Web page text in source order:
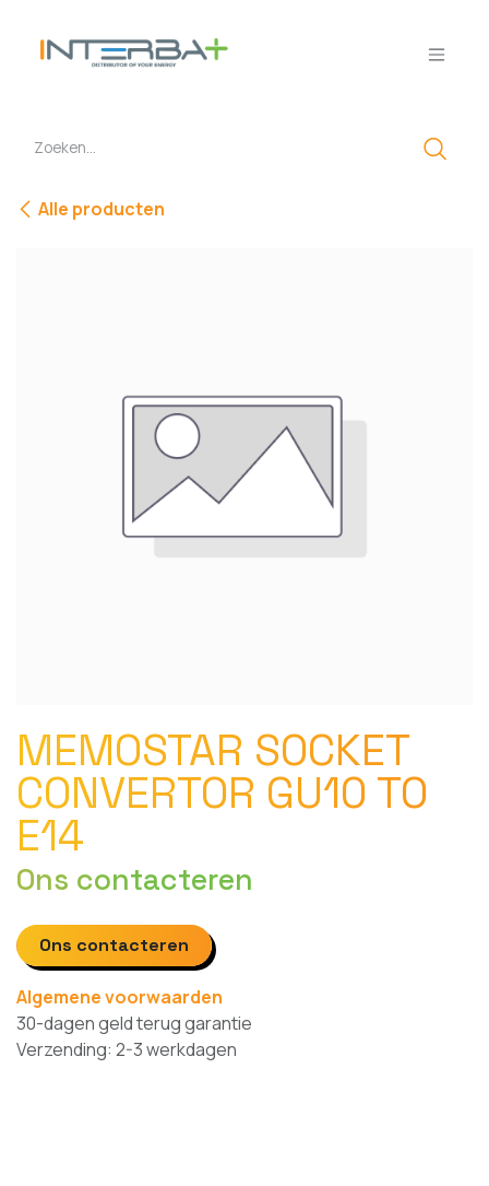
Alle producten
MEMOSTAR SOCKET
CONVERTOR GU10 TO
E14
Ons contacteren
Ons contacteren
Algemene voorwaarden
30-dagen geld terug garantie
Verzending: 2-3 werkdagen